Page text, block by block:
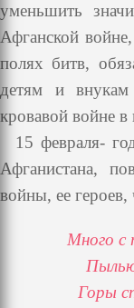
уменьшить
Афганской
полях битв,
детям и
кровавой войне в
15 февраля-
Афганистана,
войны, ее героев,
Много с
Горы